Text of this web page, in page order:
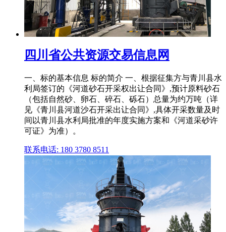
四川省公共资源交易信息网
一、标的基本信息 标的简介 一、根据征集方与青川县水
利局签订的《河道砂石开采权出让合同》,预计原料砂石
（包括自然砂、卵石、碎石、砾石）总量为约万吨（详
见《青川县河道沙石开采出让合同》,具体开采数量及时
间以青川县水利局批准的年度实施方案和《河道采砂许
可证》为准）。
联系电话: 180 3780 8511